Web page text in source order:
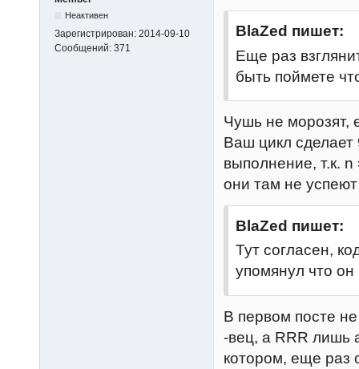
Неактивен
Зарегистрирован: 2014-09-10
Сообщений: 371
BlaZed пишет:
Еще раз
быть поймете
Чушь не морозят,
Ваш цикл сделает
выполнение, т.к.
они там не
BlaZed пишет:
Тут согласен,
упомянул что он
В первом посте
-вец, а RRR лишь
котором, еще раз